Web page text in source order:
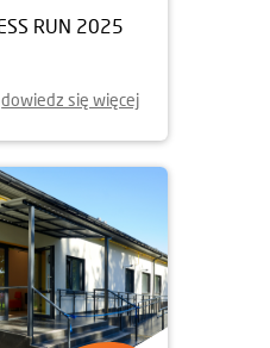
RUN 2025
dowiedz się więcej